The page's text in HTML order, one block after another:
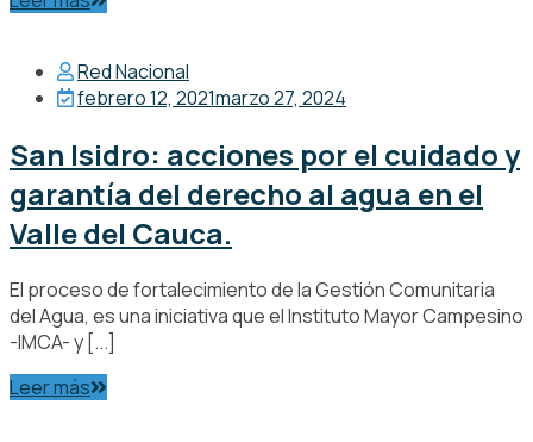
Red Nacional
febrero 12, 2021marzo 27, 2024
San Isidro: acciones por el cuidado y
garantía del derecho al agua en el
Valle del Cauca.
El proceso de fortalecimiento de la Gestión Comunitaria
del Agua, es una iniciativa que el Instituto Mayor Campesino
-IMCA- y [...]
Leer más